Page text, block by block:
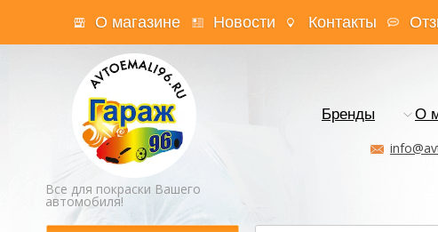
О магазине Новости Контакты
Все для покраски Вашего
автомобиля!
Бренды О